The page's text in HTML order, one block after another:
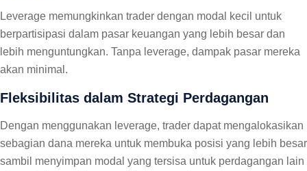
Leverage memungkinkan trader dengan modal kecil untuk
berpartisipasi dalam pasar keuangan yang lebih besar dan
lebih menguntungkan. Tanpa leverage, dampak pasar mereka
akan minimal.
Fleksibilitas dalam Strategi Perdagangan
Dengan menggunakan leverage, trader dapat mengalokasikan
sebagian dana mereka untuk membuka posisi yang lebih besar
sambil menyimpan modal yang tersisa untuk perdagangan lain